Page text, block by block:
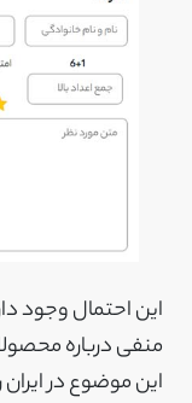
این احتمال وجود
منفی درباره
این موضوع در ایران